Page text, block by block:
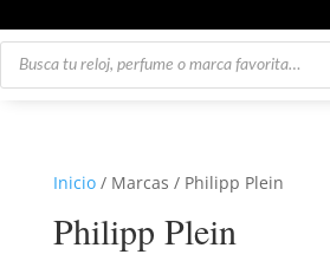
Búsqueda
Inicio/ Marcas / Philipp Plein
Philipp Plein